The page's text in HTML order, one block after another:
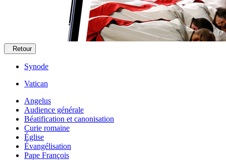
Retour
Synode
Vatican
Angelus
Audience générale
Béatification et canonisation
Curie romaine
Église
Évangélisation
Pape François